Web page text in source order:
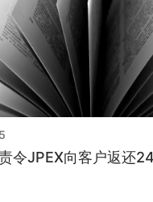
令JPEX向客户返还